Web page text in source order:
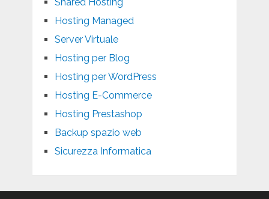
Hosting Managed
Server Virtuale
Hosting per Blog
Hosting per WordPress
Hosting E-Commerce
Hosting Prestashop
Backup spazio web
Sicurezza Informatica